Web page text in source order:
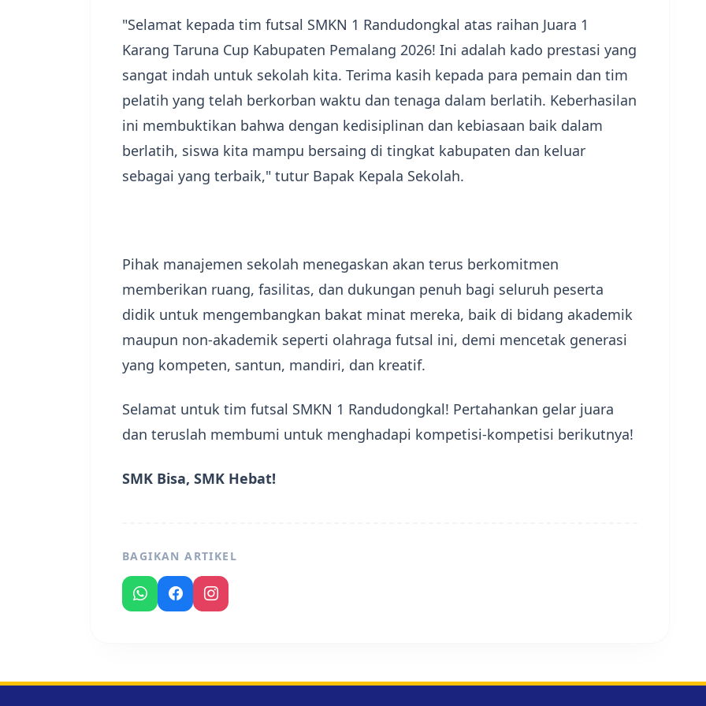
​"Selamat kepada tim futsal SMKN 1 Randudongkal atas raihan Juara 1
Karang Taruna Cup Kabupaten Pemalang 2026! Ini adalah kado prestasi yang
sangat indah untuk sekolah kita. Terima kasih kepada para pemain dan tim
pelatih yang telah berkorban waktu dan tenaga dalam berlatih. Keberhasilan
ini membuktikan bahwa dengan kedisiplinan dan kebiasaan baik dalam
berlatih, siswa kita mampu bersaing di tingkat kabupaten dan keluar
sebagai yang terbaik," tutur Bapak Kepala Sekolah.
​Pihak manajemen sekolah menegaskan akan terus berkomitmen
memberikan ruang, fasilitas, dan dukungan penuh bagi seluruh peserta
didik untuk mengembangkan bakat minat mereka, baik di bidang akademik
maupun non-akademik seperti olahraga futsal ini, demi mencetak generasi
yang kompeten, santun, mandiri, dan kreatif.
​Selamat untuk tim futsal SMKN 1 Randudongkal! Pertahankan gelar juara
dan teruslah membumi untuk menghadapi kompetisi-kompetisi berikutnya!
SMK Bisa, SMK Hebat!
BAGIKAN ARTIKEL